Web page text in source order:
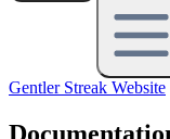
Gentler Streak Website